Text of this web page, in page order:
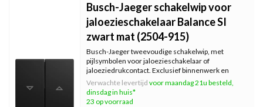
Busch-Jaeger schakelwip voor
jaloezieschakelaar Balance SI
zwart mat (2504-915)
Busch-Jaeger tweevoudige schakelwip, met
pijlsymbolen voor jaloezieschakelaar of
jaloeziedrukcontact. Exclusief binnenwerk en
afdekraam. Serie: Balance SI, kleur: zwart mat.
Verwachte levertijd voor maandag 21u besteld,
dinsdag in huis*
23 op voorraad